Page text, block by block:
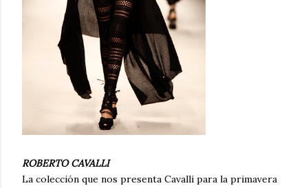
ROBERTO CAVALLI
La colección que nos presenta Cavalli para la primavera